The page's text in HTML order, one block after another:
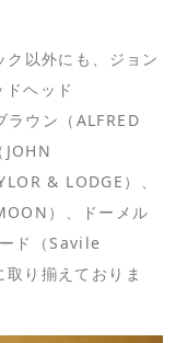
以外にも、ジョン
ヘッド
ラウン（ALFRED
& LODGE）、
）、ドーメル
ド（Savile
り揃えておりま